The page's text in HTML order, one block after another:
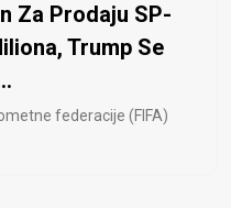
Za Prodaju SP-
Trump Se
federacije (FIFA)